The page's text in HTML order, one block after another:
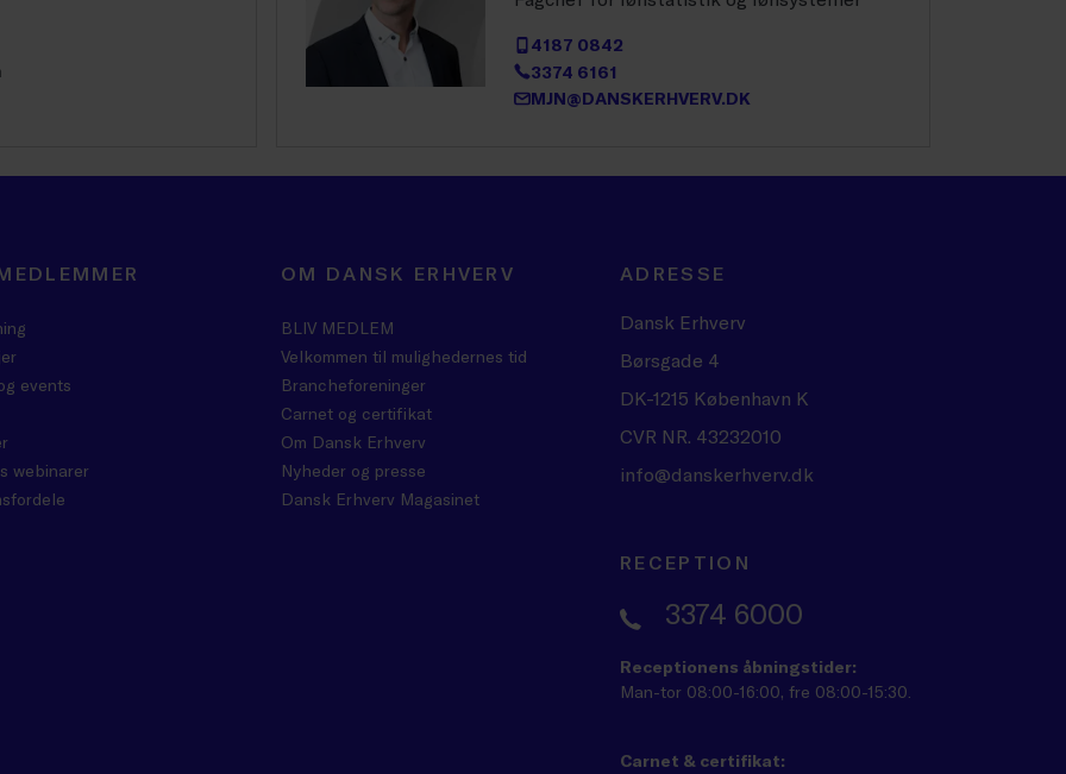
4187 0842
3374 6161
MJN@DANSKERHVERV.DK
events
webinarer
OM DANSK ERHVERV
BLIV MEDLEM
Velkommen til mulighedernes tid
Brancheforeninger
Carnet og certifikat
Om Dansk Erhverv
Nyheder og presse
Dansk Erhverv Magasinet
ADRESSE
Dansk Erhverv
Børsgade 4
DK-1215 København K
CVR NR. 43232010
info@danskerhverv.dk
RECEPTION
3374 6000
Receptionens åbningstider:
Man-tor 08:00-16:00, fre 08:00-15:30.
Carnet & certifikat: